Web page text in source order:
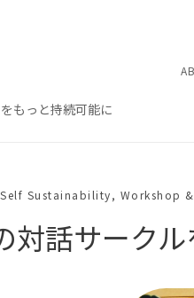
もっと持続可能に
Self Sustainability, Workshop
対話サーク